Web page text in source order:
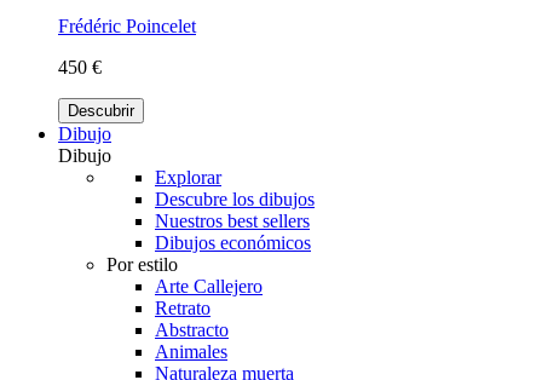
Frédéric Poincelet
450 €
Descubrir
Dibujo
Dibujo
Explorar
Descubre los dibujos
Nuestros best sellers
Dibujos económicos
Por estilo
Arte Callejero
Retrato
Abstracto
Animales
Naturaleza muerta